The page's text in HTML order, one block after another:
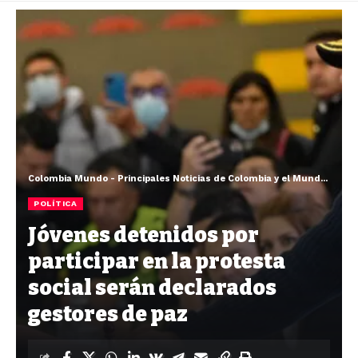
Colombia Mundo - Principales Noticias de Colombia y el Mundo Hoy
POLÍTICA
Jóvenes detenidos por
participar en la protesta
social serán declarados
gestores de paz